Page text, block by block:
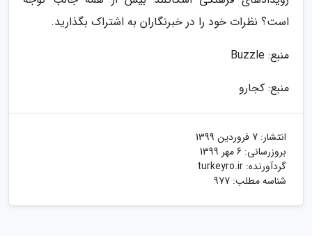
است؟ نظرات خود را در خبرنگاران به اشتراک بگذارید.
منبع: Buzzle
منبع: کجارو
انتشار: 7 فروردین 1399
بروزرسانی: 6 مهر 1399
گردآورنده: turkeyro.ir
شناسه مطلب: 977